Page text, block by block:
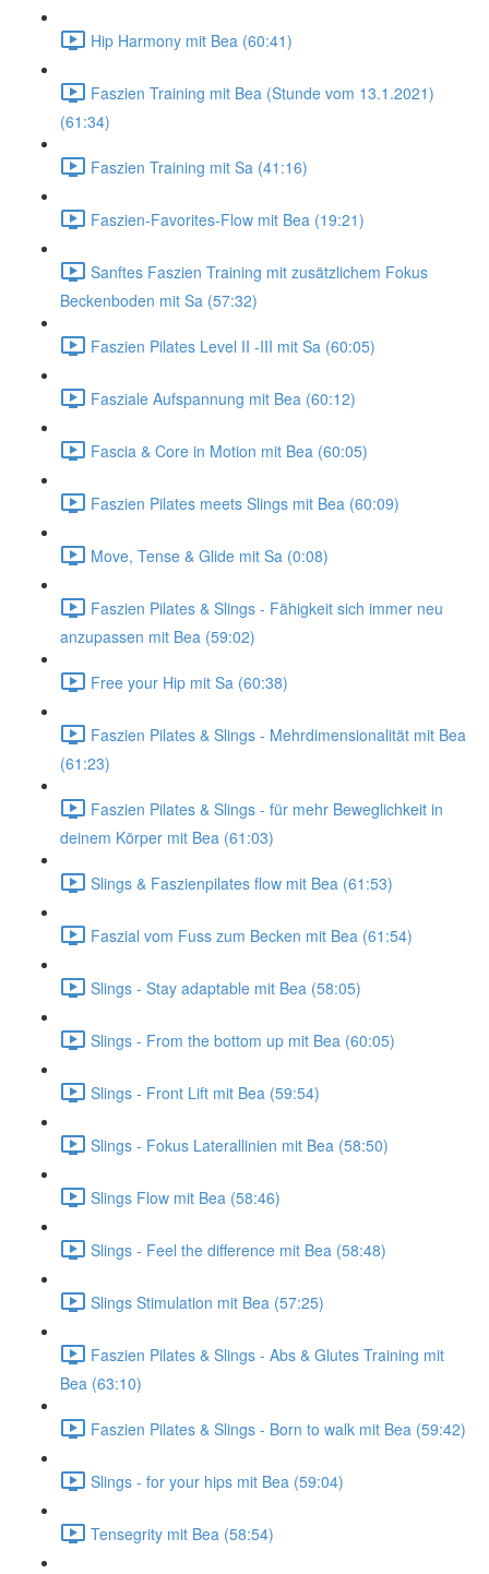
Hip Harmony mit Bea (60:41)
Faszien Training mit Bea (Stunde vom 13.1.2021)
(61:34)
Faszien Training mit Sa (41:16)
Faszien-Favorites-Flow mit Bea (19:21)
Sanftes Faszien Training mit zusätzlichem Fokus
Beckenboden mit Sa (57:32)
Faszien Pilates Level II -III mit Sa (60:05)
Fasziale Aufspannung mit Bea (60:12)
Fascia & Core in Motion mit Bea (60:05)
Faszien Pilates meets Slings mit Bea (60:09)
Move, Tense & Glide mit Sa (0:08)
Faszien Pilates & Slings - Fähigkeit sich immer neu
anzupassen mit Bea (59:02)
Free your Hip mit Sa (60:38)
Faszien Pilates & Slings - Mehrdimensionalität mit Bea
(61:23)
Faszien Pilates & Slings - für mehr Beweglichkeit in
deinem Körper mit Bea (61:03)
Slings & Faszienpilates flow mit Bea (61:53)
Faszial vom Fuss zum Becken mit Bea (61:54)
Slings - Stay adaptable mit Bea (58:05)
Slings - From the bottom up mit Bea (60:05)
Slings - Front Lift mit Bea (59:54)
Slings - Fokus Laterallinien mit Bea (58:50)
Slings Flow mit Bea (58:46)
Slings - Feel the difference mit Bea (58:48)
Slings Stimulation mit Bea (57:25)
Faszien Pilates & Slings - Abs & Glutes Training mit
Bea (63:10)
Faszien Pilates & Slings - Born to walk mit Bea (59:42)
Slings - for your hips mit Bea (59:04)
Tensegrity mit Bea (58:54)